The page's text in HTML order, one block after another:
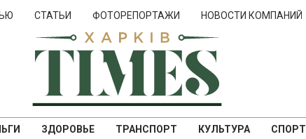
СТАТЬИ ФОТОРЕПОРТАЖИ НОВОСТИ КОМПАНИЙ
ЗДОРОВЬЕ ТРАНСПОРТ КУЛЬТУРА СПОРТ